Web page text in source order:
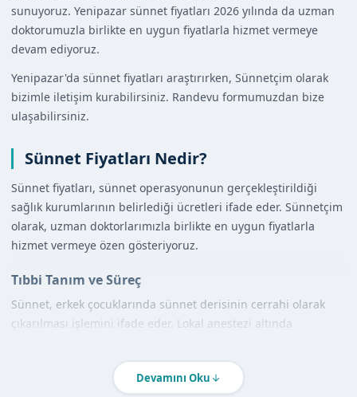
sunuyoruz. Yenipazar sünnet fiyatları 2026 yılında da uzman
doktorumuzla birlikte en uygun fiyatlarla hizmet vermeye
devam ediyoruz.
Yenipazar'da sünnet fiyatları araştırırken, Sünnetçim olarak
bizimle iletişim kurabilirsiniz. Randevu formumuzdan bize
ulaşabilirsiniz.
Sünnet Fiyatları Nedir?
Sünnet fiyatları, sünnet operasyonunun gerçekleştirildiği
sağlık kurumlarının belirlediği ücretleri ifade eder. Sünnetçim
olarak, uzman doktorlarımızla birlikte en uygun fiyatlarla
hizmet vermeye özen gösteriyoruz.
Tıbbi Tanım ve Süreç
Sünnet, erkek çocuklarında sünnet derisinin cerrahi olarak
çıkarılması işlemini ifade eder. Lokal anestezi altında
doktorlarımız tarafından yürütülür.
Devamını Oku